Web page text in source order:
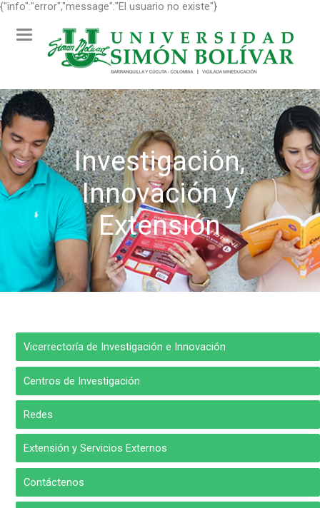
{"info":"error","message":"El usuario no existe"}
Toggle
navigation
Investigación,
Innovación y
Extensión
Vicerrectoría de Investigación e Innovación
Centros de Investigación
Redes
Extensión y Servicios Externos
Contáctenos